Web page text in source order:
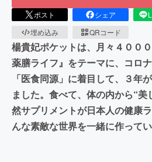
ポスト シェア
埋め込み
QRコード
楊貴妃ポケットは、月々４００
薬膳ライフ』をテーマに、コロ
「医食同源」に着目して、３年
ました。食べて、体の内から“
然サプリメントが日本人の健康
んな素敵な世界を一緒に作って